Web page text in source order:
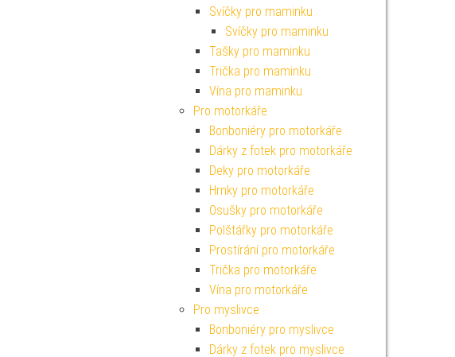
Svíčky pro maminku
Svíčky pro maminku
Tašky pro maminku
Trička pro maminku
Vína pro maminku
Pro motorkáře
Bonboniéry pro motorkáře
Dárky z fotek pro motorkáře
Deky pro motorkáře
Hrnky pro motorkáře
Osušky pro motorkáře
Polštářky pro motorkáře
Prostírání pro motorkáře
Trička pro motorkáře
Vína pro motorkáře
Pro myslivce
Bonboniéry pro myslivce
Dárky z fotek pro myslivce